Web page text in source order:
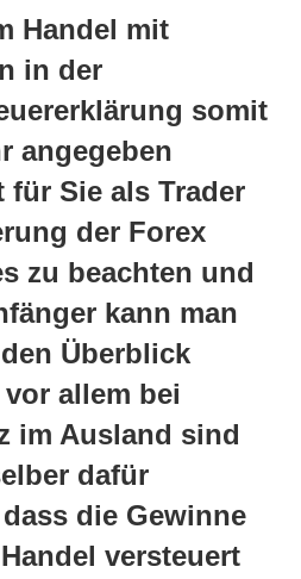
Handel mit
in der
somit
angegeben
für Sie als Trader
der Forex
zu beachten und
kann man
Überblick
allem bei
im Ausland sind
dafür
die Gewinne
versteuert